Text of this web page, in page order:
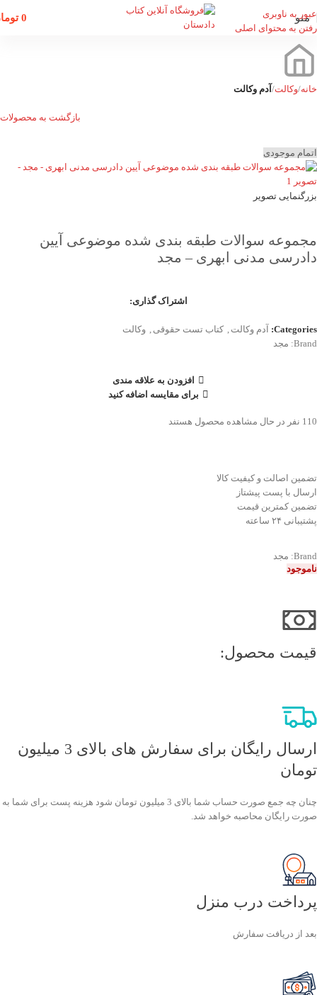
عبور به ناوبری
رفتن به محتوای اصلی
منو 0
خانه وکالت آدم وکالت
بازگشت به محصولات
اتمام موجودی
بزرگنمایی تصویر
مجموعه سوالات طبقه بندی شده موضوعی آیین
دادرسی مدنی ابهری – مجد
اشتراک گذاری:
Categories: آدم وکالت , کتاب تست حقوقی , وکالت
Brand: مجد
افزودن به علاقه مندی
برای مقایسه اضافه کنید
110 نفر در حال مشاهده محصول هستند
تضمین اصالت و کیفیت کالا
ارسال با پست پیشتاز
تضمین کمترین قیمت
پشتیبانی ۲۴ ساعته
Brand: مجد
ناموجود
قیمت محصول:​
ارسال رایگان برای سفارش های بالای 3 میلیون
تومان
چنان چه جمع صورت حساب شما بالای 3 میلیون تومان شود هزینه پست برای شما به
صورت رایگان محاصبه خواهد شد.
پرداخت درب منزل
بعد از دریافت سفارش